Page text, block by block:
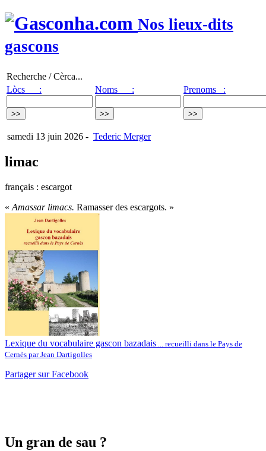
Nos lieux-dits
gascons
Recherche / Cèrca...
Lòcs :
Noms : Prenoms :
samedi 13 juin 2026 - Tederic Merger
limac
français : escargot
« Amassar limacs. Ramasser des escargots. »
Lexique du vocabulaire gascon bazadais ... recueilli dans le Pays de
Cernès par Jean Dartigolles
Partager sur Facebook
Un gran de sau ?